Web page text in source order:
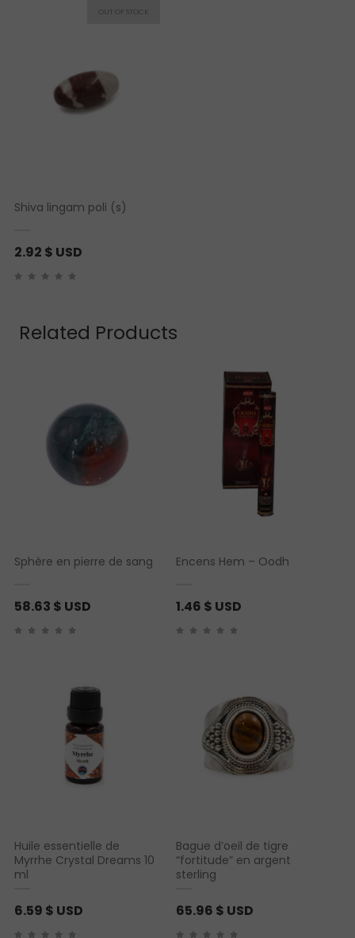
Shiva lingam poli (s)
2.92 $ USD
Related Products
Sphère en pierre de sang
58.63 $ USD
Encens Hem – Oodh
1.46 $ USD
Huile essentielle de
Myrrhe Crystal Dreams 10
ml
6.59 $ USD
Bague d’oeil de tigre
“fortitude” en argent
sterling
65.96 $ USD